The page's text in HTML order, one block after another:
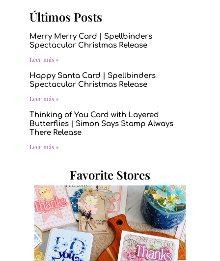
Últimos Posts
Merry Merry Card | Spellbinders
Spectacular Christmas Release
Leer más »
Happy Santa Card | Spellbinders
Spectacular Christmas Release
Leer más »
Thinking of You Card with Layered
Butterflies | Simon Says Stamp Always
There Release
Leer más »
Favorite Stores